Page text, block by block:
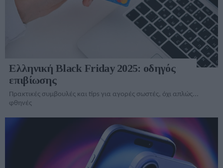
Ελληνική Black Friday 2025: οδηγός
επιβίωσης
Πρακτικές συμβουλές και tips για αγορές σωστές, όχι απλώς...
φθηνές